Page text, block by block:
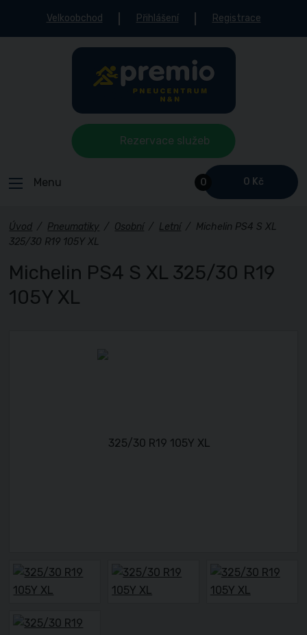
Velkoobchod Přihlášení Registrace
0 0 Kč
Menu
Rezervace služeb
Úvod / Pneumatiky / Osobní / Letní / Michelin PS4 S XL
325/30 R19 105Y XL
Michelin PS4 S XL 325/30 R19
105Y XL